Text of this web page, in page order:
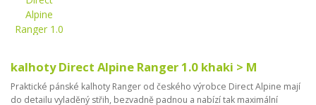
kalhoty Direct Alpine Ranger 1.0 khaki > M
Praktické pánské kalhoty Ranger od českého výrobce Direct Alpine mají
do detailu vyladěný střih, bezvadně padnou a nabízí tak maximální